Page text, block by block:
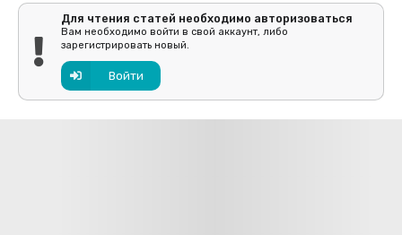
Для чтения статей необходимо авторизоваться
Вам необходимо войти в свой аккаунт, либо
зарегистрировать новый.
Войти